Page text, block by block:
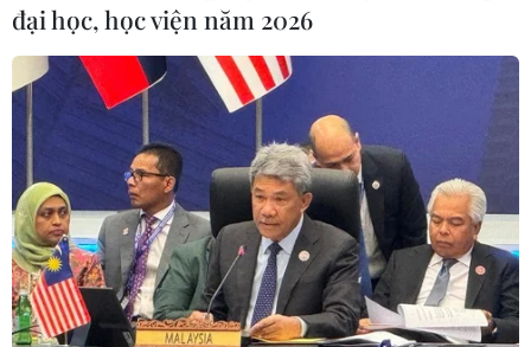
hơn tại các nước châu Âu.
Lực lượng bảo vệ bờ biển Thổ Nhĩ Kỳ cho biết
trong tuần này, đã bắt giữ ít nhất 93 người di cư
đang cố gắng xuất phát bằng thuyền từ bờ biển
Thổ Nhĩ Kỳ để tìm đường đến châu Âu/.
(TTXVN/Vietnam+)
đại học, học viện năm 2026